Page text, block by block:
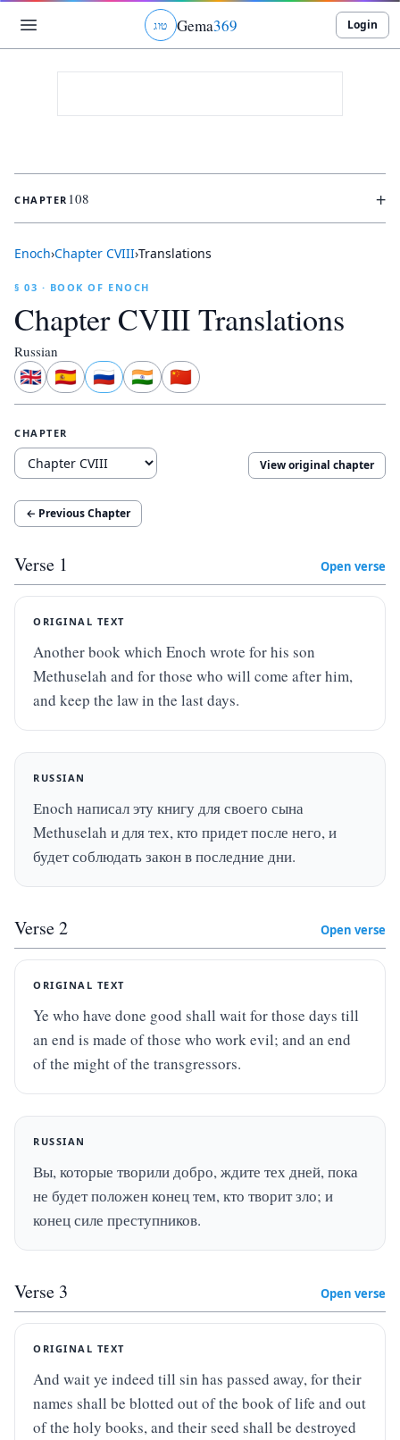
גוט Gema369 Login
CHAPTER 108 +
Enoch›Chapter CVIII›Translations
§ 03 · BOOK OF ENOCH
ChapterCVIIITranslations
Russian
🇬🇧 🇪🇸 🇷🇺 🇮🇳 🇨🇳
CHAPTER
View original chapter
← Previous Chapter
Verse 1 Open verse
ORIGINAL TEXT
Another book which Enoch wrote for his son
Methuselah and for those who will come after him,
and keep the law in the last days.
RUSSIAN
Еnoch написал эту книгу для своего сына
Methuselah и для тех, кто придет после него, и
будет соблюдать закон в последние дни.
Verse2 Open verse
ORIGINAL TEXT
Ye who have done good shall wait for those days till
an end is made of those who work evil; and an end
of the might of the transgressors.
RUSSIAN
Вы, которые творили добро, ждите тех дней, пока
не будет положен конец тем, кто творит зло; и
конец силе преступников.
Verse 3 Open verse
ORIGINAL TEXT
And wait ye indeed till sin has passed away, for their
names shall be blotted out of the book of life and out
of the holy books, and their seed shall be destroyed